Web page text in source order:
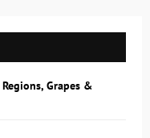
Grapes &